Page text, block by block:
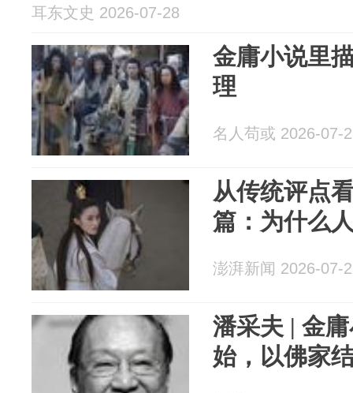
耳东文史 2026-07-28
金庸小说里
理
名人苟或 2026-07-
从传统评点
篇：为什么
澎湃新闻 2026-07-
潘采夫 | 金
始，以佛家